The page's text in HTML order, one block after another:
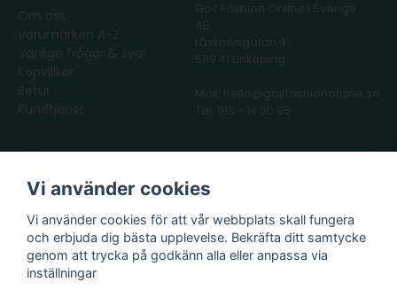
Om oss
Varumärken A-Z
Vanliga frågor & svar
Köpvillkor
Retur
Kundtjänst
Golf Fashion Online i Sverige
AB
Låskolvsgatan 4
589 41 Linköping
Mail: hello@golffashiononline.se
Tel: 013 - 14 00 95
Facebook
Instagram
Vi använder cookies
Vi använder cookies för att vår webbplats skall fungera
och erbjuda dig bästa upplevelse. Bekräfta ditt samtycke
genom att trycka på godkänn alla eller anpassa via
inställningar